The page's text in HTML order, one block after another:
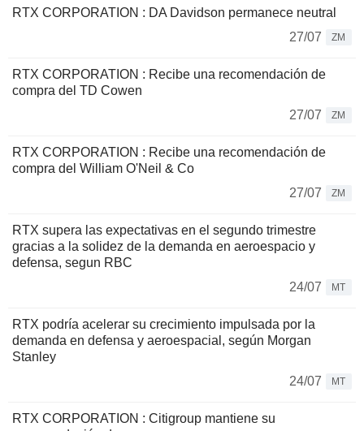
RTX CORPORATION : DA Davidson permanece neutral
27/07
ZM
RTX CORPORATION : Recibe una recomendación de
compra del TD Cowen
27/07
ZM
RTX CORPORATION : Recibe una recomendación de
compra del William O'Neil & Co
27/07
ZM
RTX supera las expectativas en el segundo trimestre
gracias a la solidez de la demanda en aeroespacio y
defensa, segun RBC
24/07
MT
RTX podría acelerar su crecimiento impulsada por la
demanda en defensa y aeroespacial, según Morgan
Stanley
24/07
MT
RTX CORPORATION : Citigroup mantiene su